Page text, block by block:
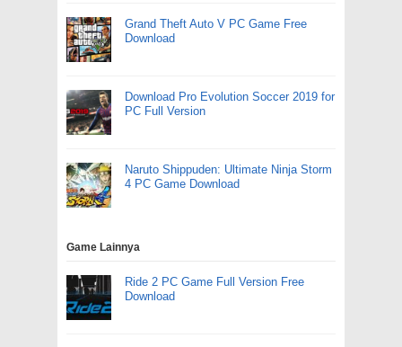
Grand Theft Auto V PC Game Free
Download
Download Pro Evolution Soccer 2019 for
PC Full Version
Naruto Shippuden: Ultimate Ninja Storm
4 PC Game Download
Game Lainnya
Ride 2 PC Game Full Version Free
Download